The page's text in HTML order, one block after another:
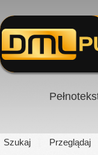
Szukaj Przeglądaj